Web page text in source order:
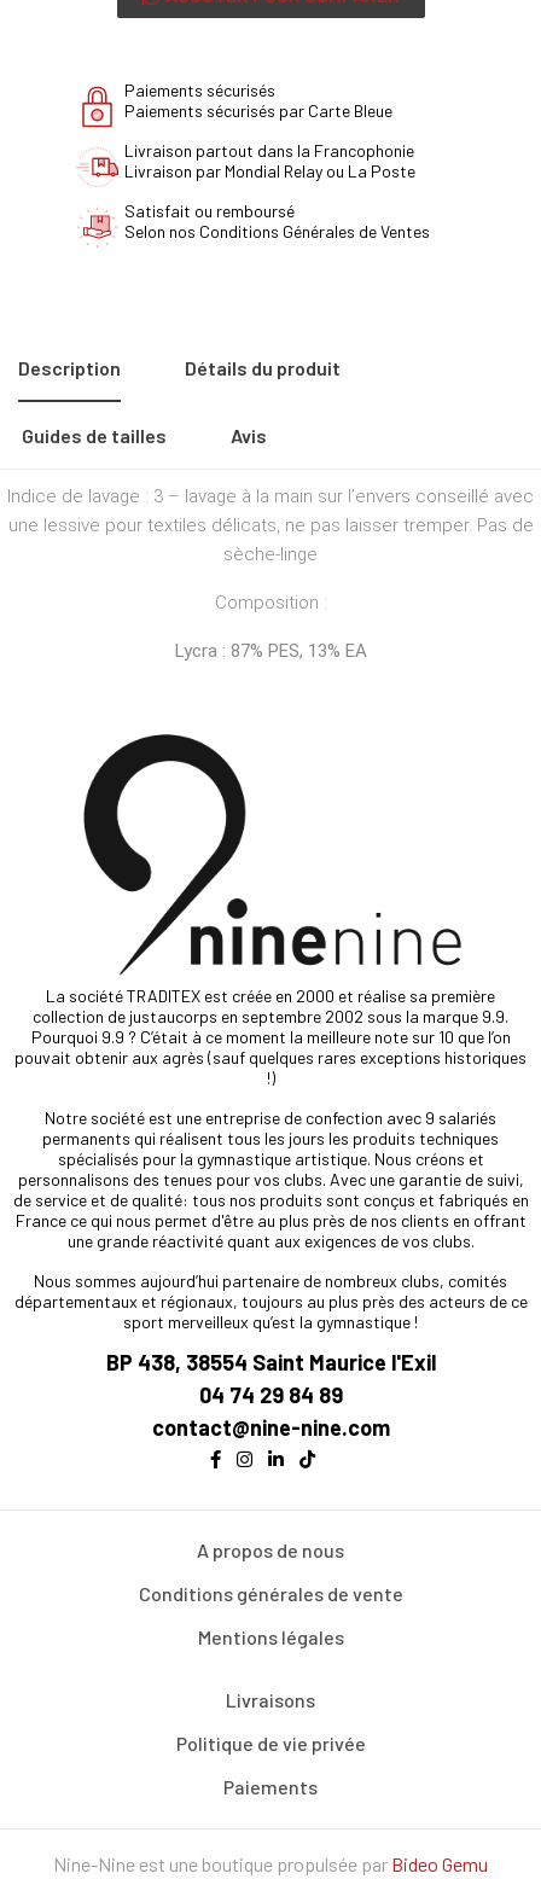
Paiements sécurisés
Paiements sécurisés par Carte Bleue
Livraison partout dans la Francophonie
Livraison par Mondial Relay ou La Poste
Satisfait ou remboursé
Selon nos Conditions Générales de Ventes
Description Détails du produit
Guides de tailles Avis
Indice de lavage : 3 – lavage à la main sur l’envers conseillé avec
une lessive pour textiles délicats, ne pas laisser tremper. Pas de
sèche-linge
Composition :
Lycra : 87% PES, 13% EA
La société TRADITEX est créée en 2000 et réalise sa première
collection de justaucorps en septembre 2002 sous la marque 9.9.
Pourquoi 9.9 ? C’était à ce moment la meilleure note sur 10 que l’on
pouvait obtenir aux agrès (sauf quelques rares exceptions historiques
!)
Notre société est une entreprise de confection avec 9 salariés
permanents qui réalisent tous les jours les produits techniques
spécialisés pour la gymnastique artistique. Nous créons et
personnalisons des tenues pour vos clubs. Avec une garantie de suivi,
de service et de qualité: tous nos produits sont conçus et fabriqués en
France ce qui nous permet d'être au plus près de nos clients en offrant
une grande réactivité quant aux exigences de vos clubs.
Nous sommes aujourd’hui partenaire de nombreux clubs, comités
départementaux et régionaux, toujours au plus près des acteurs de ce
sport merveilleux qu’est la gymnastique !
BP 438, 38554 Saint Maurice l'Exil
04 74 29 84 89
contact@nine-nine.com
A propos de nous
Conditions générales de vente
Mentions légales
Livraisons
Politique de vie privée
Paiements
Nine-Nine est une boutique propulsée par Bideo Gemu